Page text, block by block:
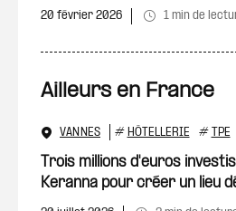
20 février 2026 1 min de
Ailleurs en France
VANNES # HÔTELLERIE # TPE
Trois millions d'euros
Keranna pour créer un lieu